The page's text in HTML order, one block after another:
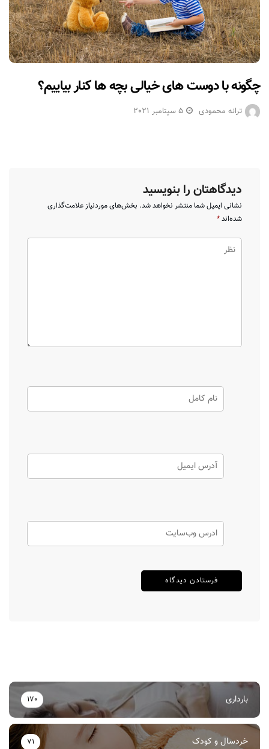
چگونه با دوست های خیالی بچه ها کنار بیاییم؟
ترانه محمودی 5 سپتامبر 2021
دیدگاهتان را بنویسید
نشانی ایمیل شما منتشر نخواهد شد. بخش‌های موردنیاز علامت‌گذاری
شده‌اند*
بارداری 170
خردسال و کودک 71